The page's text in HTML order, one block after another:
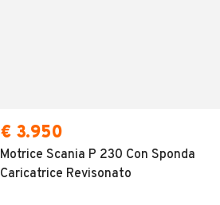
€ 3.950
Motrice Scania P 230 Con Sponda
Caricatrice Revisonato